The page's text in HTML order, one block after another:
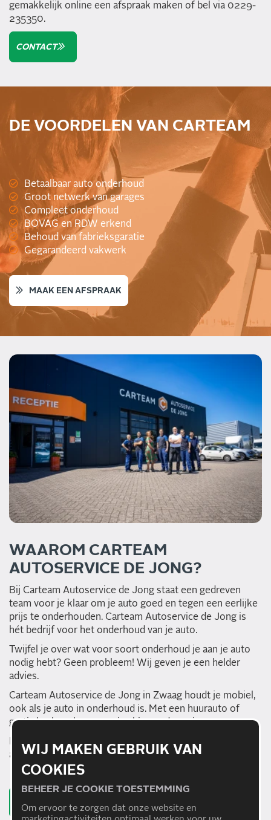
gemakkelijk online een afspraak maken of bel via 0229-
235350.
CONTACT
DE VOORDELEN VAN CARTEAM
Betaalbaar auto onderhoud
Groot netwerk van garages
Compleet onderhoud
BOVAG en RDW erkend
Behoud van fabrieksgaratie
Gegarandeerd vakwerk
MAAK EEN AFSPRAAK
WAAROM CARTEAM
AUTOSERVICE DE JONG?
Bij Carteam Autoservice de Jong staat een gedreven
team voor je klaar om je auto goed en tegen een eerlijke
prijs te onderhouden. Carteam Autoservice de Jong is
hét bedrijf voor het onderhoud van je auto.
Twijfel je over wat voor soort onderhoud je aan je auto
nodig hebt? Geen probleem! Wij geven je een helder
advies.
Carteam Autoservice de Jong in Zwaag houdt je mobiel,
ook als je auto in onderhoud is. Met een huurauto of
gratis haal- en brengservice binnen de regio.
alleen onderdelen van A-kwaliteit.
CONTACT OPNEMEN
WIJ MAKEN GEBRUIK VAN
COOKIES
BEHEER JE COOKIE TOESTEMMING
Om ervoor te zorgen dat onze website en